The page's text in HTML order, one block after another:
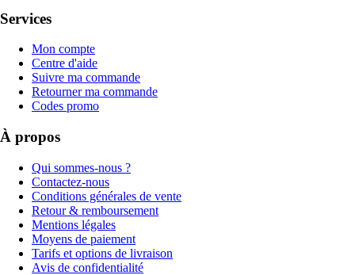
Services
Mon compte
Centre d'aide
Suivre ma commande
Retourner ma commande
Codes promo
À propos
Qui sommes-nous ?
Contactez-nous
Conditions générales de vente
Retour & remboursement
Mentions légales
Moyens de paiement
Tarifs et options de livraison
Avis de confidentialité